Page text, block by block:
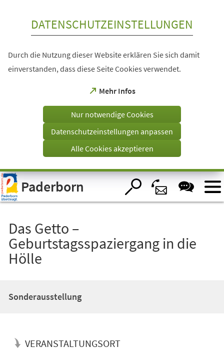
Visuelle
Assistenzsoftware
öffnen.
DATENSCHUTZEINSTELLUNGEN
Durch die Nutzung dieser Website erklären Sie sich damit
einverstanden, dass diese Seite Cookies verwendet.
Mehr Infos
(Öffnet
einem
Tab)
Nur notwendige Cookies
Datenschutzeinstellungen anpassen
Alle Cookies akzeptieren
Paderborn
Das Getto –
Geburtstagsspaziergang in die
Hölle
Sonderausstellung
VERANSTALTUNGSORT